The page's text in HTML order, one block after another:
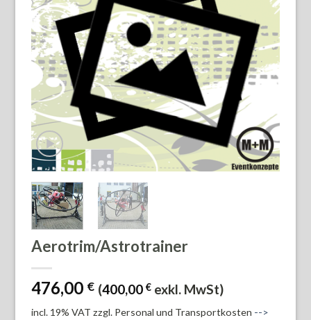
Aerotrim/Astrotrainer
476,00 € (400,00€ exkl. MwSt)
incl. 19% VAT zzgl. Personal und Transportkosten -->